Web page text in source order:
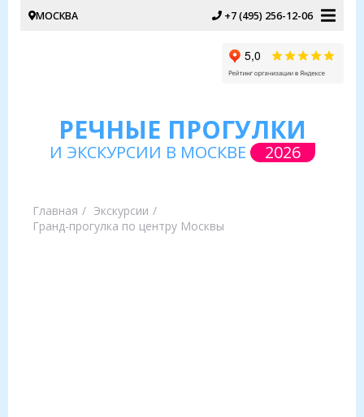
МОСКВА +7 (495) 256-12-06
РЕЧНЫЕ ПРОГУЛКИ
И ЭКСКУРСИИ В МОСКВЕ 2026
Главная
Экскурсии
Гранд-прогулка по центру Москвы